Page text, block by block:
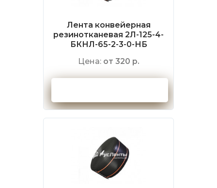
Лента конвейерная
резинотканевая 2Л-125-4-
БКНЛ-65-2-3-0-НБ
Цена: от 320 р.